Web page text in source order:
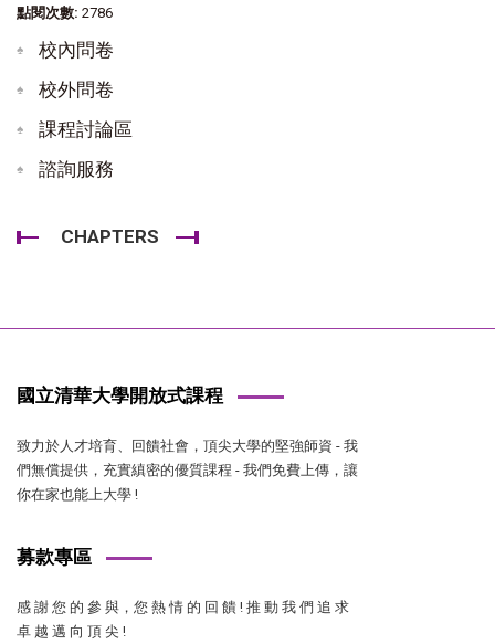
點閱次數: 2786
校內問卷
校外問卷
課程討論區
諮詢服務
CHAPTERS
國立清華大學開放式課程
致力於人才培育、回饋社會，頂尖大學的堅強師資 - 我
們無償提供，充實縝密的優質課程 - 我們免費上傳，讓
你在家也能上大學 !
募款專區
感 謝 您 的 參 與，您 熱 情 的 回 饋 ! 推 動 我 們 追 求
卓 越 邁 向 頂 尖 !